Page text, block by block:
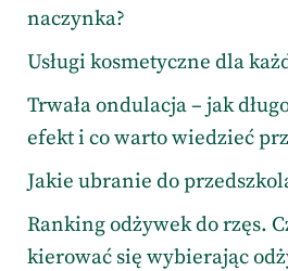
naczynka?
Usługi kosmetyczne dla
Trwała ondulacja – jak
efekt i co warto wiedzieć
Jakie ubranie do
Ranking odżywek do rzęs.
kierować się wybierając